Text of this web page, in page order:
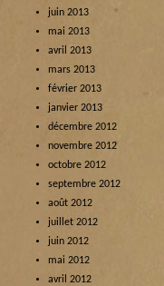
juin 2013
mai 2013
avril 2013
mars 2013
février 2013
janvier 2013
décembre 2012
novembre 2012
octobre 2012
septembre 2012
août 2012
juillet 2012
juin 2012
mai 2012
avril 2012